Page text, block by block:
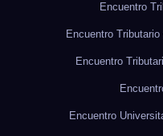
Encuentro
Encuentro
Encuentro
Encuentro